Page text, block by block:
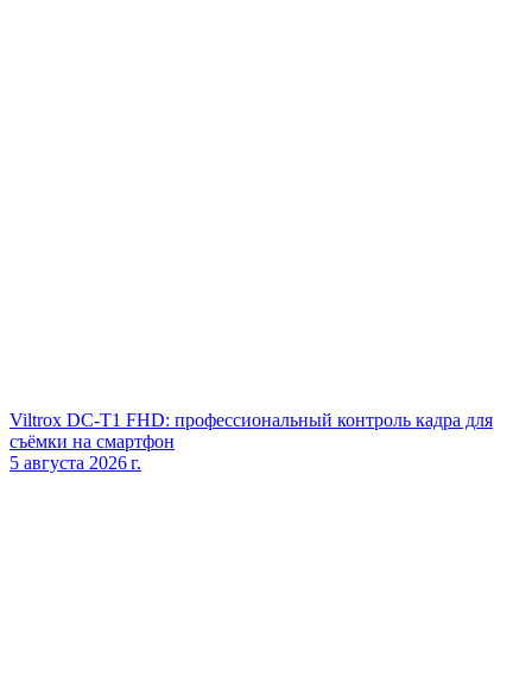
Viltrox DC‑T1 FHD: профессиональный контроль кадра для
съёмки на смартфон
5 августа 2026 г.